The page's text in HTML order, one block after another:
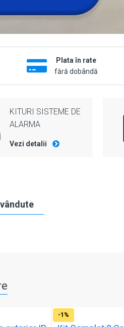
Plata în rate
fără dobândă
KITURI SISTEME DE
ALARMA
Vezi detalii
-1%